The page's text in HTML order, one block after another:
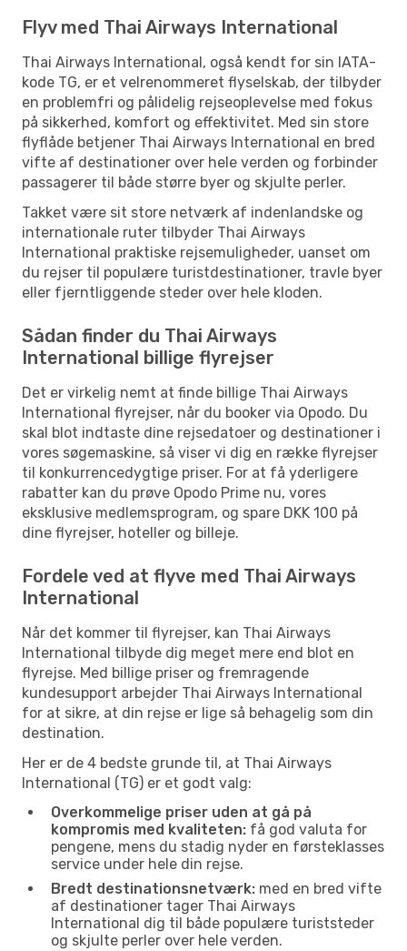
Flyv med Thai Airways International
Thai Airways International, også kendt for sin IATA-
kode TG, er et velrenommeret flyselskab, der tilbyder
en problemfri og pålidelig rejseoplevelse med fokus
på sikkerhed, komfort og effektivitet. Med sin store
flyflåde betjener Thai Airways International en bred
vifte af destinationer over hele verden og forbinder
passagerer til både større byer og skjulte perler.
Takket være sit store netværk af indenlandske og
internationale ruter tilbyder Thai Airways
International praktiske rejsemuligheder, uanset om
du rejser til populære turistdestinationer, travle byer
eller fjerntliggende steder over hele kloden.
Sådan finder du Thai Airways
International billige flyrejser
Det er virkelig nemt at finde billige Thai Airways
International flyrejser, når du booker via Opodo. Du
skal blot indtaste dine rejsedatoer og destinationer i
vores søgemaskine, så viser vi dig en række flyrejser
til konkurrencedygtige priser. For at få yderligere
rabatter kan du prøve Opodo Prime nu, vores
eksklusive medlemsprogram, og spare DKK 100 på
dine flyrejser, hoteller og billeje.
Fordele ved at flyve med Thai Airways
International
Når det kommer til flyrejser, kan Thai Airways
International tilbyde dig meget mere end blot en
flyrejse. Med billige priser og fremragende
kundesupport arbejder Thai Airways International
for at sikre, at din rejse er lige så behagelig som din
destination.
Her er de 4 bedste grunde til, at Thai Airways
International (TG) er et godt valg:
Overkommelige priser uden at gå på
kompromis med kvaliteten: få god valuta for
pengene, mens du stadig nyder en førsteklasses
service under hele din rejse.
Bredt destinationsnetværk: med en bred vifte
af destinationer tager Thai Airways
International dig til både populære turiststeder
og skjulte perler over hele verden.